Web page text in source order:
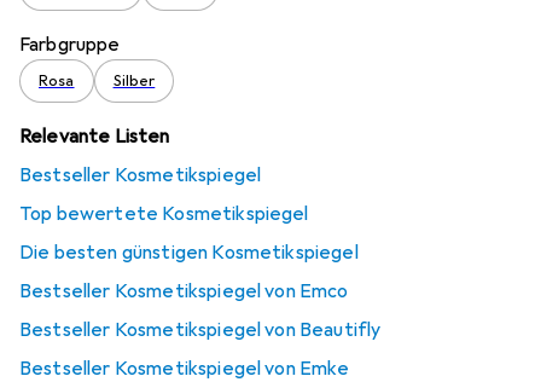
Farbgruppe
Rosa Silber
Relevante Listen
Bestseller Kosmetikspiegel
Top bewertete Kosmetikspiegel
Die besten günstigen Kosmetikspiegel
Bestseller Kosmetikspiegel von Emco
Bestseller Kosmetikspiegel von Beautifly
Bestseller Kosmetikspiegel von Emke